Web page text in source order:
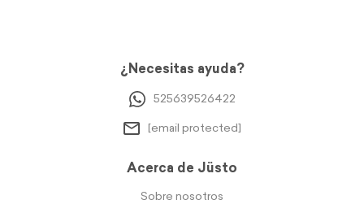
¿Necesitas ayuda?
525639526422
[email protected]
Acerca de Jüsto
Sobre nosotros